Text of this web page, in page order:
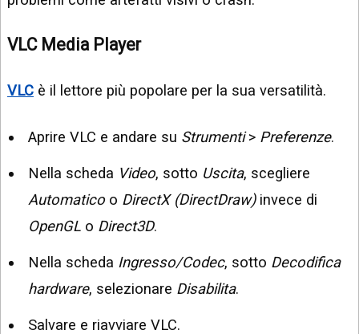
VLC Media Player
VLC è il lettore più popolare per la sua versatilità.
Aprire VLC e andare su Strumenti> Preferenze.
Nella scheda Video, sotto Uscita, scegliere
Automaticoo DirectX (DirectDraw)invece di
OpenGL o Direct3D.
Nella scheda Ingresso/Codec, sotto Decodifica
hardware, selezionare Disabilita.
Salvare e riavviare VLC.